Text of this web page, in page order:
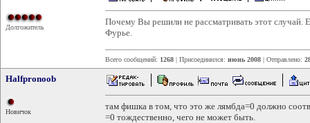
Долгожитель
Почему Вы решили не рассматривать этот случай.
Фурье.
Всего сообщений: 1268 | Присоединился: июнь 2008 | Отправлено:
Halfpronoob
Новичок
там фишка в том, что это же лямбда=0 должно
=0 тождественно, чего не может быть.